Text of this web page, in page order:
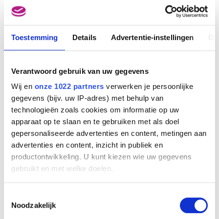
Toestemming Details Advertentie-instellingen
Verantwoord gebruik van uw gegevens
Wij en onze 1022 partners verwerken je persoonlijke
gegevens (bijv. uw IP-adres) met behulp van
technologieën zoals cookies om informatie op uw
apparaat op te slaan en te gebruiken met als doel
gepersonaliseerde advertenties en content, metingen aan
advertenties en content, inzicht in publiek en
productontwikkeling. U kunt kiezen wie uw gegevens
gebruikt en met welke doelen.
Informatie verzamelen over uw geografische
locatie, die tot een paar meter nauwkeurig kan zijn
Noodzakelijk